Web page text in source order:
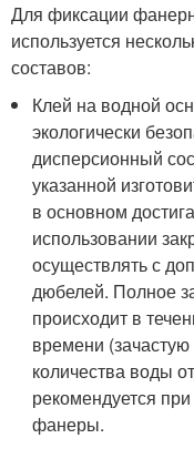
Для фиксации
используется
составов:
Клей на водной
экологически
дисперсионный
указанной
в основном
использовании
осуществлять с
дюбелей. Полное
происходит в
времени (зачастую
количества воды
рекомендуется
фанеры.